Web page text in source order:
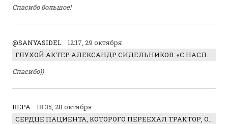
Спасибо большое!
@SANYASIDEL
12:17, 29 октября
ГЛУХОЙ АКТЕР АЛЕКСАНДР СИДЕЛЬНИКОВ: «С НАСЛАЖДЕНИЕМ ИГРАЛ ОТРИЦАТЕЛЬНОГО ГЕРОЯ!»
Спасибо))
ВЕРА
18:35, 28 октября
СЕРДЦЕ ПАЦИЕНТА, КОТОРОГО ПЕРЕЕХАЛ ТРАКТОР, ОБНАРУЖИЛИ… В ЖИВОТЕ